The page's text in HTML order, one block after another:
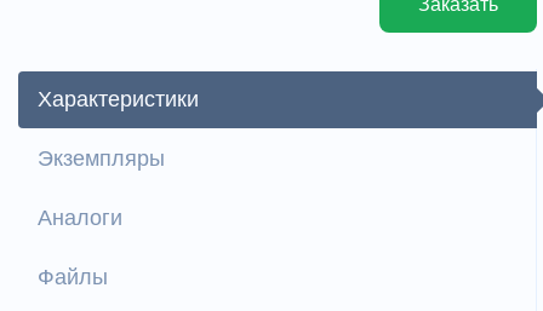
Заказать
Характеристики
Экземпляры
Аналоги
Файлы